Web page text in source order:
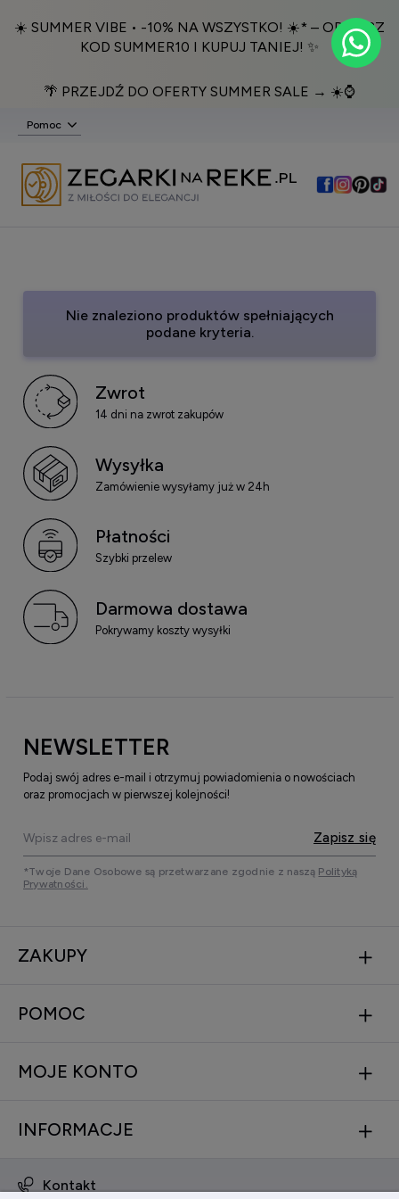
☀️ SUMMER VIBE • -10% NA WSZYSTKO! ☀️* – ODBIERZ
KOD SUMMER10 I KUPUJ TANIEJ! ✨
🌴 PRZEJDŹ DO OFERTY SUMMER SALE → ☀️⌚️
Pomoc
Nie znaleziono produktów spełniających
podane kryteria.
Zwrot
14 dni na zwrot zakupów
Wysyłka
Zamówienie wysyłamy już w 24h
Płatności
Szybki przelew
Darmowa dostawa
Pokrywamy koszty wysyłki
NEWSLETTER
Podaj swój adres e-mail i otrzymuj powiadomienia o nowościach
oraz promocjach w pierwszej kolejności!
Zapisz się
*Twoje Dane Osobowe są przetwarzane zgodnie z naszą Polityką
Prywatności.
ZAKUPY
POMOC
MOJE KONTO
INFORMACJE
Kontakt